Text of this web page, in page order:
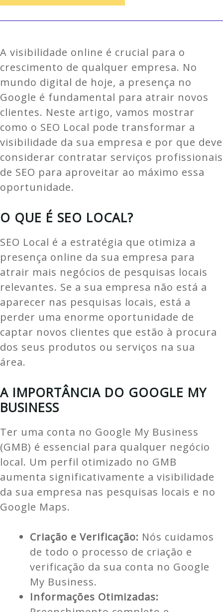
A visibilidade online é crucial para o
crescimento de qualquer empresa. No
mundo digital de hoje, a presença no
Google é fundamental para atrair novos
clientes. Neste artigo, vamos mostrar
como o SEO Local pode transformar a
visibilidade da sua empresa e por que deve
considerar contratar serviços profissionais
de SEO para aproveitar ao máximo essa
oportunidade.
O QUE É SEO LOCAL?
SEO Local é a estratégia que otimiza a
presença online da sua empresa para
atrair mais negócios de pesquisas locais
relevantes. Se a sua empresa não está a
aparecer nas pesquisas locais, está a
perder uma enorme oportunidade de
captar novos clientes que estão à procura
dos seus produtos ou serviços na sua
área.
A IMPORTÂNCIA DO GOOGLE MY
BUSINESS
Ter uma conta no Google My Business
(GMB) é essencial para qualquer negócio
local. Um perfil otimizado no GMB
aumenta significativamente a visibilidade
da sua empresa nas pesquisas locais e no
Google Maps.
Criação e Verificação: Nós cuidamos
de todo o processo de criação e
verificação da sua conta no Google
My Business.
Informações Otimizadas: